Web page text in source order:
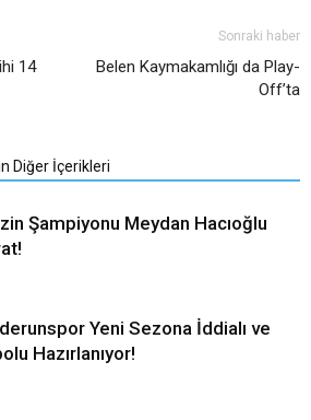
14
Sonraki haber
Belen Kaymakamlığı da Play-
Off’ta
Diğer İçerikleri
Şampiyonu Meydan Hacıoğlu
Yeni Sezona İddialı ve
Hazırlanıyor!